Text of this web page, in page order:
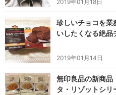
2019年01月18日
珍しいチョコを業
いしたくなる絶品
2019年01月14日
無印良品の新商品
タ・リゾットシリ